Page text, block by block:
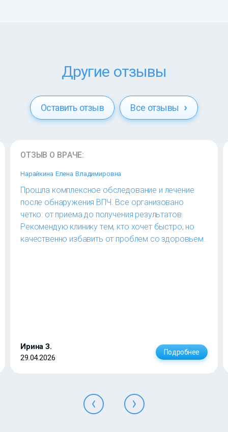
Другие отзывы
Оставить отзыв Все отзывы
ОТЗЫВ О ВРАЧЕ:
Нарайкина Елена Владимировна
Прошла комплексное обследование и лечение
после обнаружения ВПЧ. Все организовано
четко: от приема до получения результатов.
Рекомендую клинику тем, кто хочет быстро, но
качественно избавить от проблем со здоровьем.
Ирина З.
29.04.2026
Подробнее